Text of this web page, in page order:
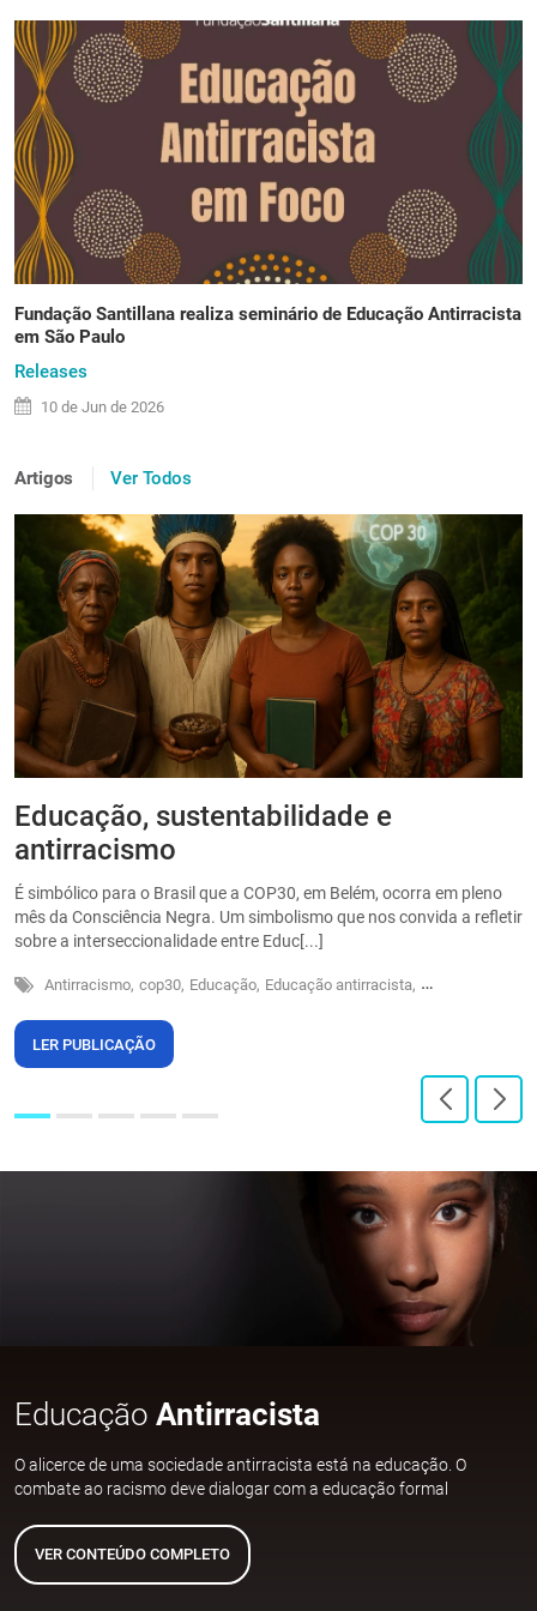
Fundação Santillana realiza seminário de Educação Antirracista
em São Paulo
Releases
10 de Jun de 2026
Artigos Ver Todos
Educação, sustentabilidade e
antirracismo
É simbólico para o Brasil que a COP30, em Belém, ocorra em pleno
mês da Consciência Negra. Um simbolismo que nos convida a refletir
sobre a interseccionalidade entre Educ[...]
Antirracismo, cop30, Educação, Educação antirracista, Sustentabilidade
LER PUBLICAÇÃO
Educação Antirracista
O alicerce de uma sociedade antirracista está na educação. O
combate ao racismo deve dialogar com a educação formal
VER CONTEÚDO COMPLETO